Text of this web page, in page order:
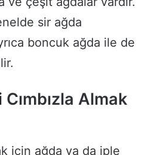
sir ağda
boncuk ağda ile de
Almak
için ağda ya da iple